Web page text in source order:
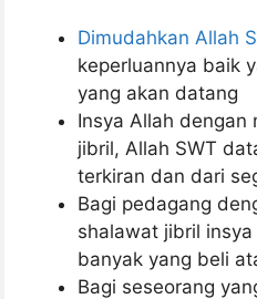
Dimudahkan Allah
keperluannya baik
yang akan datang
Insya Allah dengan
jibril, Allah SWT
terkiran dan dari
Bagi pedagang
shalawat jibril
banyak yang beli
Bagi seseorang